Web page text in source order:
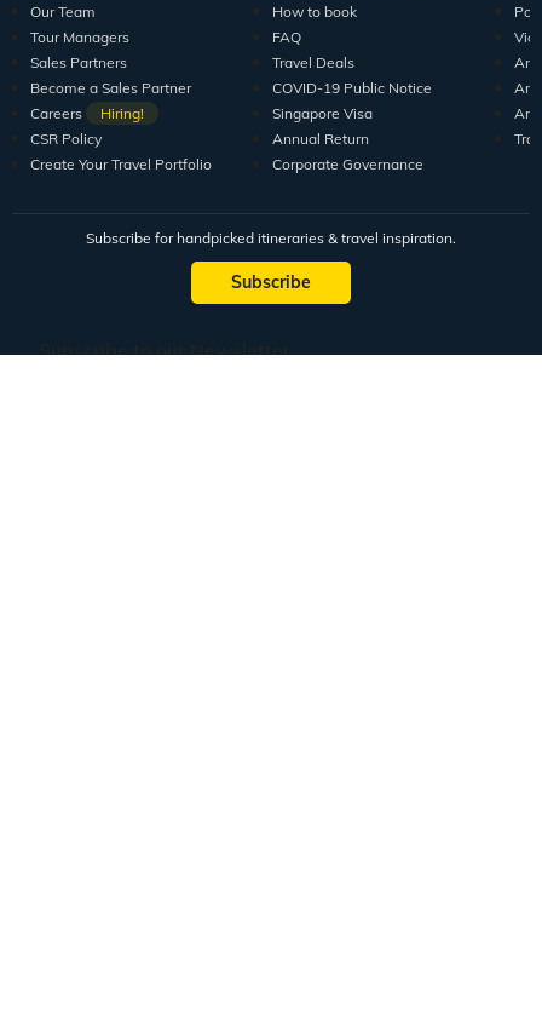
Our Team
Tour Managers
Sales Partners
Become a Sales Partner
Careers
Hiring!
CSR Policy
Create Your Travel Portfolio
How to book
FAQ
Travel Deals
COVID-19 Public Notice
Singapore Visa
Annual Return
Corporate Governance
Subscribe for handpicked itineraries & travel inspiration.
Subscribe
Subscribe to our Newsletter